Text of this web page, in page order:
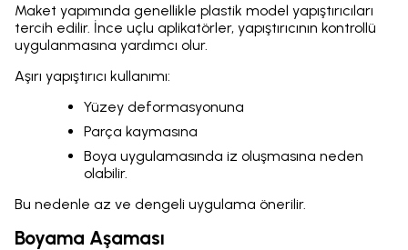
Maket yapımında genellikle plastik model yapıştırıcıları
tercih edilir. İnce uçlu aplikatörler, yapıştırıcının kontrollü
uygulanmasına yardımcı olur.
Aşırı yapıştırıcı kullanımı:
Yüzey deformasyonuna
Parça kaymasına
Boya uygulamasında iz oluşmasına neden
olabilir.
Bu nedenle az ve dengeli uygulama önerilir.
Boyama Aşaması